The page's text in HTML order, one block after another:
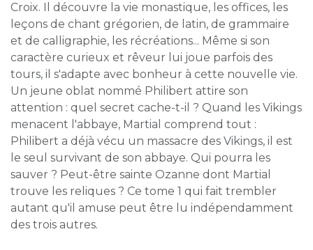
Croix. Il découvre la vie monastique, les offices, les
leçons de chant grégorien, de latin, de grammaire
et de calligraphie, les récréations... Même si son
caractère curieux et rêveur lui joue parfois des
tours, il s'adapte avec bonheur à cette nouvelle vie.
Un jeune oblat nommé Philibert attire son
attention : quel secret cache-t-il ? Quand les Vikings
menacent l'abbaye, Martial comprend tout :
Philibert a déjà vécu un massacre des Vikings, il est
le seul survivant de son abbaye. Qui pourra les
sauver ? Peut-être sainte Ozanne dont Martial
trouve les reliques ? Ce tome 1 qui fait trembler
autant qu'il amuse peut être lu indépendamment
des trois autres.